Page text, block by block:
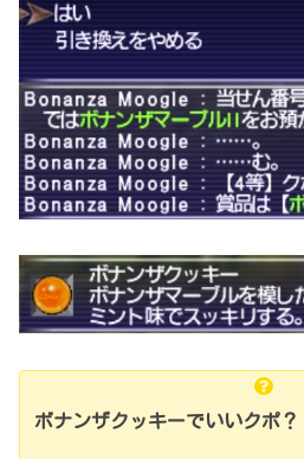
ボナンザクッキーでいいクポ？